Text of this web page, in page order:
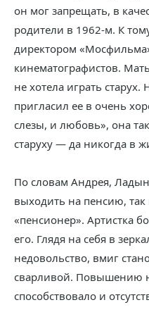
он мог запрещать, в
родители в 1962-м. К
директором
кинематографистов.
не хотела играть
пригласил ее в очень
слезы, и любовь», она
старуху — да никогда в
По словам Андрея,
выходить на пенсию, так
«пенсионер». Артистка
его. Глядя на себя в
недовольство, вмиг
сварливой. Повышению
способствовало и